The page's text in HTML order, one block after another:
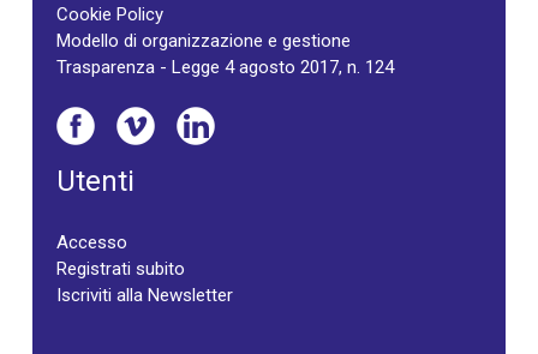
Cookie Policy
Modello di organizzazione e gestione
Trasparenza - Legge 4 agosto 2017, n. 124
Utenti
Accesso
Registrati subito
Iscriviti alla Newsletter